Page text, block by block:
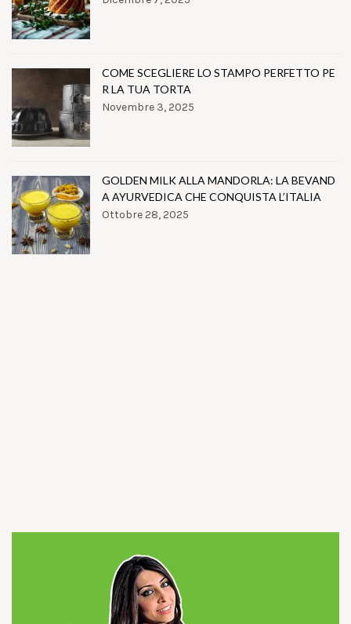
COME SCEGLIERE LO STAMPO PERFETTO PE
R LA TUA TORTA
Novembre 3, 2025
GOLDEN MILK ALLA MANDORLA: LA BEVAND
A AYURVEDICA CHE CONQUISTA L’ITALIA
Ottobre 28, 2025